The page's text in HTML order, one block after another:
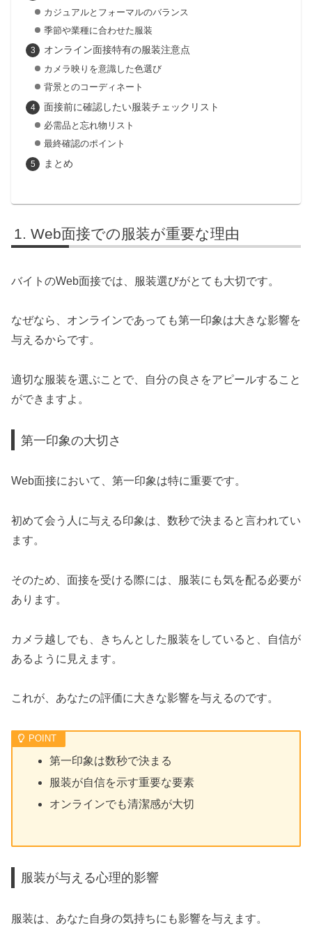
カジュアルとフォーマルのバランス
季節や業種に合わせた服装
オンライン面接特有の服装注意点
カメラ映りを意識した色選び
背景とのコーディネート
面接前に確認したい服装チェックリスト
必需品と忘れ物リスト
最終確認のポイント
まとめ
Web面接での服装が重要な理由
バイトのWeb面接では、服装選びがとても大切です。
なぜなら、オンラインであっても第一印象は大きな影響を
与えるからです。
適切な服装を選ぶことで、自分の良さをアピールすること
ができますよ。
第一印象の大切さ
Web面接において、第一印象は特に重要です。
初めて会う人に与える印象は、数秒で決まると言われてい
ます。
そのため、面接を受ける際には、服装にも気を配る必要が
あります。
カメラ越しでも、きちんとした服装をしていると、自信が
あるように見えます。
これが、あなたの評価に大きな影響を与えるのです。
第一印象は数秒で決まる
服装が自信を示す重要な要素
オンラインでも清潔感が大切
服装が与える心理的影響
服装は、あなた自身の気持ちにも影響を与えます。